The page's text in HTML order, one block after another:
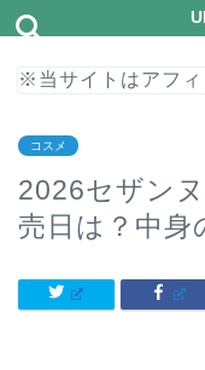
※当サイトはアフィ
コスメ
2026セザン
売日は？中身